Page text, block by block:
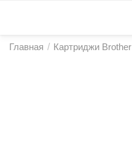
Главная / Картриджи Brother